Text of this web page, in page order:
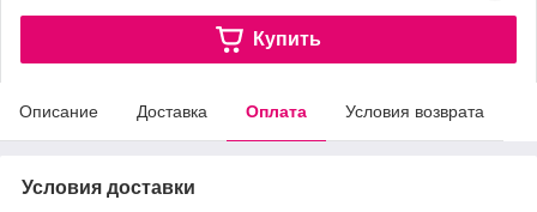
Купить
Описание Доставка Оплата Условия возврата
Условия доставки